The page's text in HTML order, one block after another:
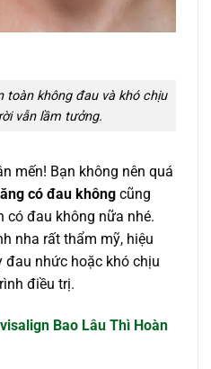
toàn không đau và khó chịu
vẫn lầm tưởng.
mến! Bạn không nên quá
có đau không cũng
có đau không nữa nhé.
nha rất thẩm mỹ, hiệu
đau nhức hoặc khó chịu
điều trị.
Bao Lâu Thì Hoàn